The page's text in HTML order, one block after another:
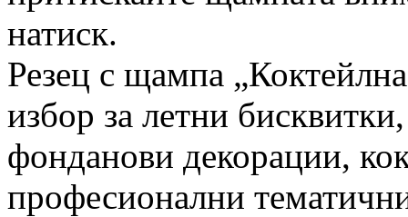
натиск.
Резец с щампа
избор за летни
фонданови декорации,
професионални